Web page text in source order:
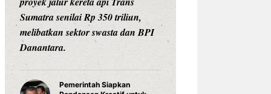
Sumatra senilai Rp 350 triliun,
melibatkan sektor swasta dan BPI
Danantara.
Pemerintah Siapkan